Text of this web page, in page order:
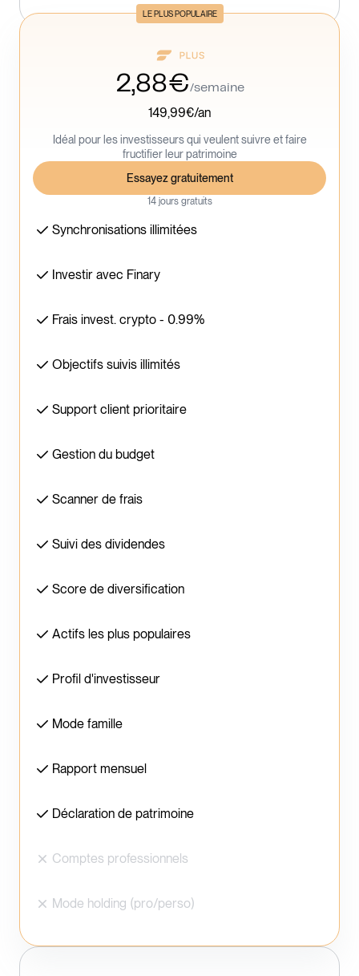
LE PLUS POPULAIRE
2,88€/semaine
149,99€/an
Idéal pour les investisseurs qui veulent suivre et faire
fructifier leur patrimoine
Essayez gratuitement
14 jours gratuits
Synchronisations illimitées
Investir avec Finary
Frais invest. crypto - 0.99%
Objectifs suivis illimités
Support client prioritaire
Gestion du budget
Scanner de frais
Suivi des dividendes
Score de diversification
Actifs les plus populaires
Profil d'investisseur
Mode famille
Rapport mensuel
Déclaration de patrimoine
Comptes professionnels
Mode holding (pro/perso)